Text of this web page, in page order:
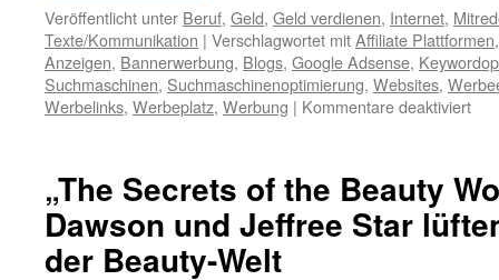
Veröffentlicht unter Beruf, Geld, Geld verdienen, Internet,
Texte/Kommunikation | Verschlagwortet mitAffiliate Plattformen
Anzeigen, Bannerwerbung, Blogs, Google Adsense,
Suchmaschinen, Suchmaschinenoptimierung, Websites,
Werbelinks, Werbeplatz, Werbung | Kommentare deaktiviert
„The Secrets of the Beauty
Dawson und Jeffree Star
der Beauty-Welt